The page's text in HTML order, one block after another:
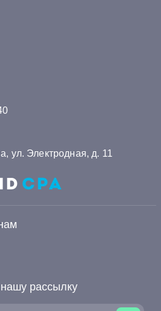
ул. Электродная, д. 11
рассылку